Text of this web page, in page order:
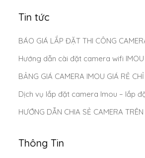
Tin tức
Hướng dẫn cài đặt camera wifi IMOU
BẢNG GIÁ CAMERA IMOU GIÁ RẺ
Thông Tin